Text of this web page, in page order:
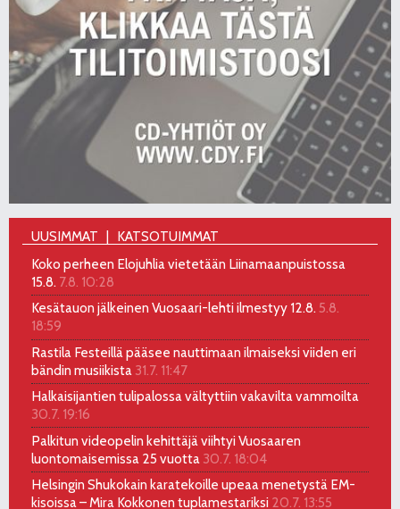
UUSIMMAT
KATSOTUIMMAT
Koko perheen Elojuhlia vietetään Liinamaanpuistossa
15.8. 7.8. 10:28
Kesätauon jälkeinen Vuosaari-lehti ilmestyy 12.8. 5.8.
18:59
Rastila Festeillä pääsee nauttimaan ilmaiseksi viiden eri
bändin musiikista 31.7. 11:47
Halkaisijantien tulipalossa vältyttiin vakavilta vammoilta
30.7. 19:16
Palkitun videopelin kehittäjä viihtyi Vuosaaren
luontomaisemissa 25 vuotta 30.7. 18:04
Helsingin Shukokain karatekoille upeaa menetystä EM-
kisoissa – Mira Kokkonen tuplamestariksi 20.7. 13:55